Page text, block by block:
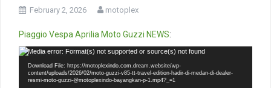
February 2, 2026 motoplex
Piaggio Vespa Aprilia Moto Guzzi NEWS:
Video
Player
Media error: Format(s) not supported or source(s) not found
Download File: https://motoplexindo.com.dream.website/wp-
content/uploads/2026/02/moto-guzzi-v85-tt-travel-edition-hadir-di-medan-di-dealer-
resmi-moto-guzzi-@motoplexindo-bayangkan-p-1.mp4?_=1